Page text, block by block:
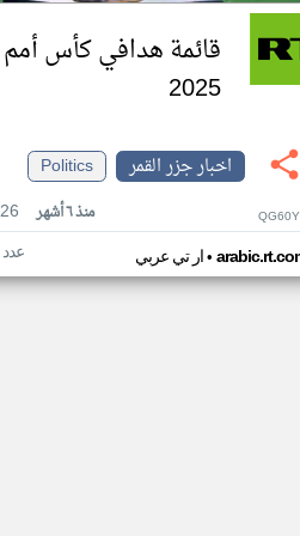
قائمة هدافي كأس أمم
2025
اخبار جزر القمر
Politics
منذ ٦ أشهر
ار تي عربي• عدد